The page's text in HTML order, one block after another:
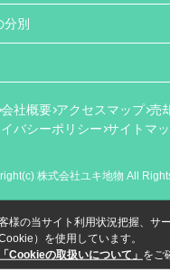
別
会社概要 アクセスマップ 売
バシーポリシー サイトマ
株式会社ユキ地物 All
様の当サイト利用状況把握、サ
）を使用しています。
「Cookieの取扱いについて」 をご